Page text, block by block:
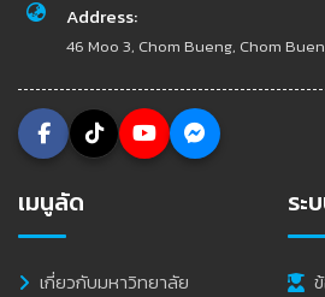
Address:
46 Moo 3, Chom Bueng, Chom
เมนูลัด
เกี่ยวกับมหาวิทยาลัย
ระ